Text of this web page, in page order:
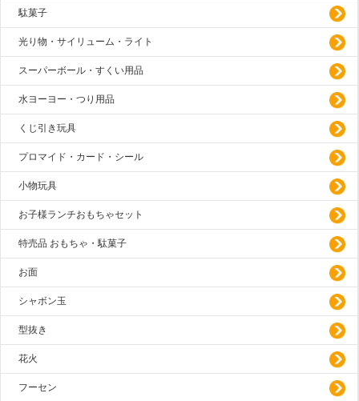
駄菓子
光り物・サイリューム・ライト
スーパーボール・すくい用品
水ヨーヨー・つり用品
くじ引き玩具
プロマイド・カード・シール
小物玩具
お子様ランチおもちゃセット
特売品 おもちゃ・駄菓子
お面
シャボン玉
型抜き
花火
フーセン